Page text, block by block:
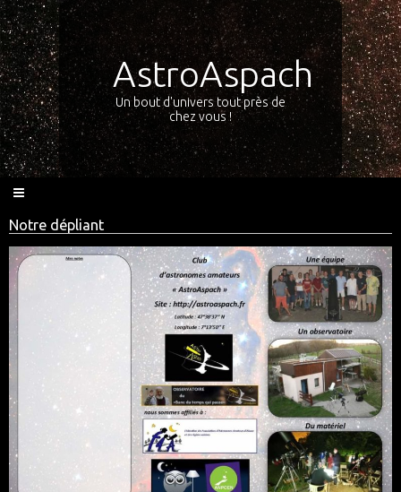
AstroAspach
Un bout d'univers tout près de
chez vous !
Notre dépliant